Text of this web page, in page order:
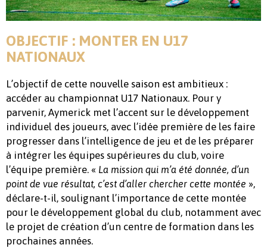
OBJECTIF : MONTER EN U17
NATIONAUX
L’objectif de cette nouvelle saison est ambitieux :
accéder au championnat U17 Nationaux. Pour y
parvenir, Aymerick met l’accent sur le développement
individuel des joueurs, avec l’idée première de les faire
progresser dans l’intelligence de jeu et de les préparer
à intégrer les équipes supérieures du club, voire
l’équipe première. « La mission qui m’a été donnée, d’un
point de vue résultat, c’est d’aller chercher cette montée »,
déclare-t-il, soulignant l’importance de cette montée
pour le développement global du club, notamment avec
le projet de création d’un centre de formation dans les
prochaines années.